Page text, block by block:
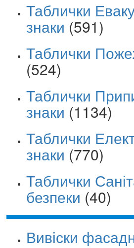
Таблички
знаки (591)
Таблички
(524)
Таблички
знаки (1134)
Таблички
знаки (770)
Таблички
безпеки (40)
Вивіски